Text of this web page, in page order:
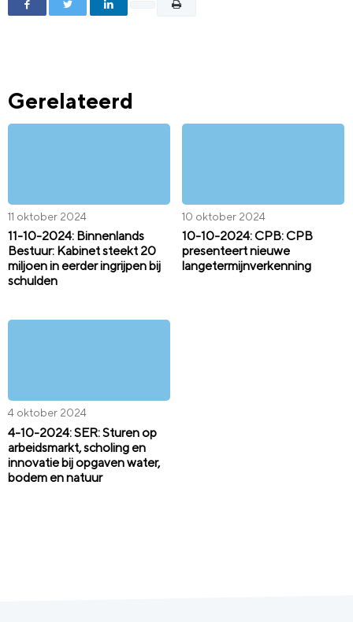
Gerelateerd
11 oktober 2024
11-10-2024: Binnenlands
Bestuur: Kabinet steekt 20
miljoen in eerder ingrijpen bij
schulden
10 oktober 2024
10-10-2024: CPB: CPB
presenteert nieuwe
langetermijnverkenning
4 oktober 2024
4-10-2024: SER: Sturen op
arbeidsmarkt, scholing en
innovatie bij opgaven water,
bodem en natuur